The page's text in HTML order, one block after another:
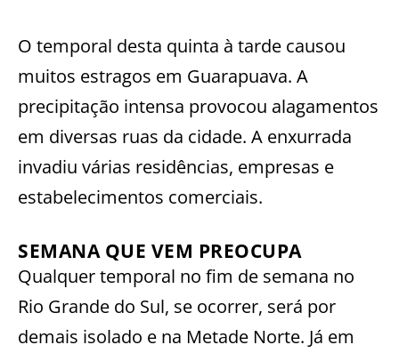
O temporal desta quinta à tarde causou
muitos estragos em Guarapuava. A
precipitação intensa provocou alagamentos
em diversas ruas da cidade. A enxurrada
invadiu várias residências, empresas e
estabelecimentos comerciais.
SEMANA QUE VEM PREOCUPA
Qualquer temporal no fim de semana no
Rio Grande do Sul, se ocorrer, será por
demais isolado e na Metade Norte. Já em